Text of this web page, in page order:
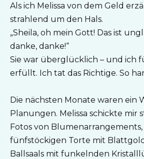
Als ich Melissa von dem Geld
strahlend um den Hals.
„Sheila, oh mein Gott! Das ist
danke, danke!“
Sie war überglücklich – und ich
erfüllt. Ich tat das Richtige. So
Die nächsten Monate waren ein
Planungen. Melissa schickte mir
Fotos von
fünfstöckigen Torte mit
Ballsaals mit funkelnden